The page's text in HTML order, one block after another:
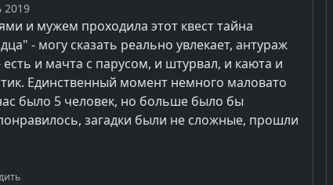
2019
и мужем проходила этот квест тайна
- могу сказать реально увлекает, антураж
и мачта с парусом, и штурвал, и каюта и
Единственный момент немного маловато
было 5 человек, но больше было бы
загадки были не сложные, прошли